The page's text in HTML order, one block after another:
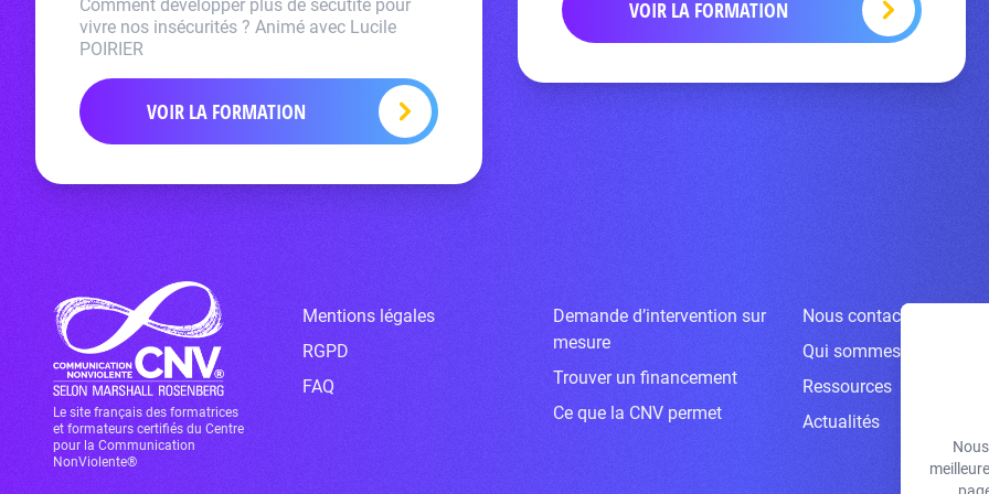
Comment développer plus de sécutité pour
vivre nos insécurités ? Animé avec Lucile
POIRIER
VOIR LA FORMATION
VOIR LA FORMATION
Le site français des formatrices
et formateurs certifiés du Centre
pour la Communication
NonViolente®
Mentions légales
RGPD
FAQ
Demande d’intervention sur
mesure
Trouver un financement
Ce que la CNV permet
Nous contacter
Qui sommes-nous ?
Ressources
Actualités